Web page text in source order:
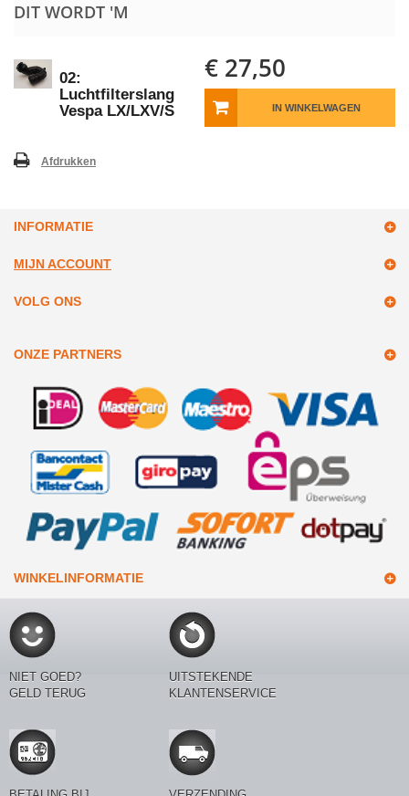
DIT WORDT 'M
02:
Luchtfilterslang
Vespa LX/LXV/S
€ 27,50
IN WINKELWAGEN
Afdrukken
INFORMATIE
MIJN ACCOUNT
VOLG ONS
ONZE PARTNERS
WINKELINFORMATIE
NIET GOED?
GELD TERUG
UITSTEKENDE
KLANTENSERVICE